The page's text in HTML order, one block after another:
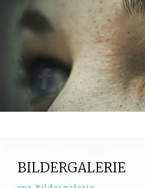
BILDERGALERIE